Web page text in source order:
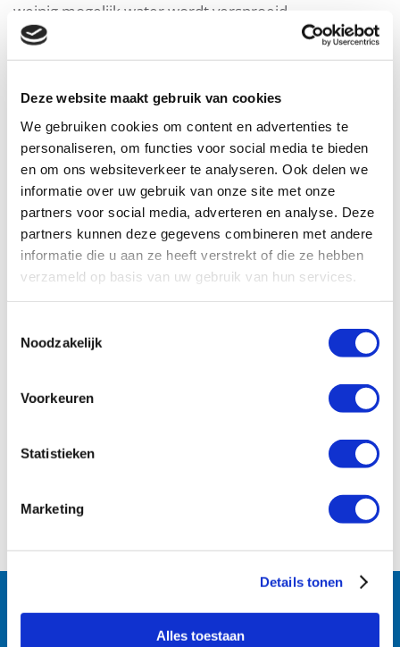
Deze website maakt gebruik van cookies
We gebruiken cookies om content en advertenties te
personaliseren, om functies voor social media te bieden
en om ons websiteverkeer te analyseren. Ook delen we
informatie over uw gebruik van onze site met onze
partners voor social media, adverteren en analyse. Deze
partners kunnen deze gegevens combineren met andere
informatie die u aan ze heeft verstrekt of die ze hebben
verzameld op basis van uw gebruik van hun services.
Noodzakelijk
Voorkeuren
Statistieken
Marketing
Details tonen
Alles toestaan
weinig mogelijk water wordt versproeid.
Eigenschappen en voordelen
Toepassingsvoorbeelden
Downloads